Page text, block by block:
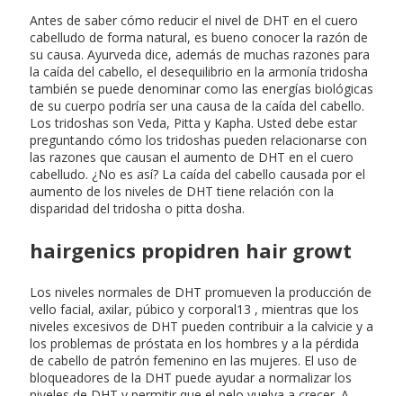
Antes de saber cómo reducir el nivel de DHT en el cuero
cabelludo de forma natural, es bueno conocer la razón de
su causa. Ayurveda dice, además de muchas razones para
la caída del cabello, el desequilibrio en la armonía tridosha
también se puede denominar como las energías biológicas
de su cuerpo podría ser una causa de la caída del cabello.
Los tridoshas son Veda, Pitta y Kapha. Usted debe estar
preguntando cómo los tridoshas pueden relacionarse con
las razones que causan el aumento de DHT en el cuero
cabelludo. ¿No es así? La caída del cabello causada por el
aumento de los niveles de DHT tiene relación con la
disparidad del tridosha o pitta dosha.
hairgenics propidren hair growt
Los niveles normales de DHT promueven la producción de
vello facial, axilar, púbico y corporal13 , mientras que los
niveles excesivos de DHT pueden contribuir a la calvicie y a
los problemas de próstata en los hombres y a la pérdida
de cabello de patrón femenino en las mujeres. El uso de
bloqueadores de la DHT puede ayudar a normalizar los